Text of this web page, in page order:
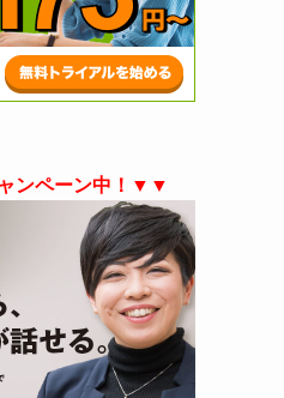
ンペーン中！▼▼